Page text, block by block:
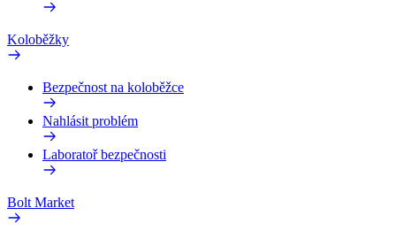
Koloběžky
Bezpečnost na koloběžce
Nahlásit problém
Laboratoř bezpečnosti
Bolt Market